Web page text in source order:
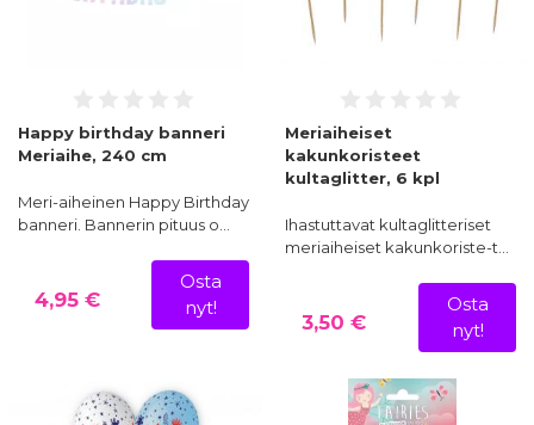
Happy birthday banneri
Meriaihe, 240 cm
Meri-aiheinen Happy Birthday
banneri. Bannerin pituus o…
4,95 €
Osta
nyt!
Meriaiheiset
kakunkoristeet
kultaglitter, 6 kpl
Ihastuttavat kultaglitteriset
meriaiheiset kakunkoriste-t…
3,50 €
Osta
nyt!